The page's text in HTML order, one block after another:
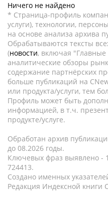
Ничего не найдено
* Страница-профиль
услуги), технологии,
на основе анализа архива
Обрабатываются тексты
(новости, включая "Главные
аналитические обзоры
содержание партнёрских
больше публикаций на
или продукта/услуги, тем
Профиль может быть
информацией, в т.ч.
продукте/услуге.
Обработан архив
до 08.2026 годы.
Ключевых фраз выявлено -
724413.
Создано именных
Редакция Индексной книги